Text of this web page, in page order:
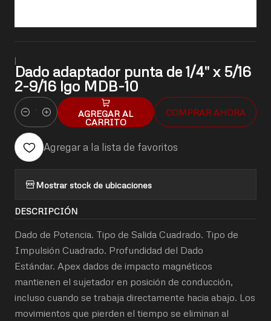
|
Dado adaptador punta de 1/4" x 5/16
2-9/16 lgo MDB-10
Cantidad
AGREGAR AL
CARRITO
COMPRAR AHORA
Agregar a la lista de favoritos
Mostrar stock de ubicaciones
DESCRIPCIÓN
Dado de Potencia. Tipo de Salida Cuadrado. Tipo de
Impulsión Cuadrado. Profundidad del Dado
Estándar. Apex dados de impacto magnéticos
mantienen el sujetador en posición de conducción,
incluso cuando se trabaja directamente hacia abajo. Los
movimientos que pierden el tiempo se eliminan al